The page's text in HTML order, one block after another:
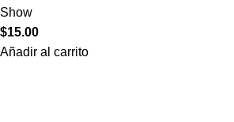
Show
$15.00
Añadir al carrito